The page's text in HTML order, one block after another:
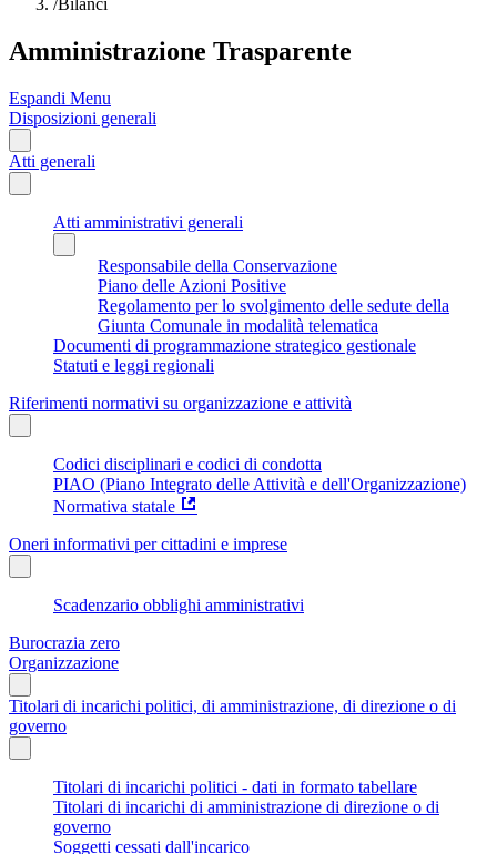
/Bilanci
Amministrazione Trasparente
Espandi Menu
Disposizioni generali
Atti generali
Atti amministrativi generali
Responsabile della Conservazione
Piano delle Azioni Positive
Regolamento per lo svolgimento delle sedute della
Giunta Comunale in modalità telematica
Documenti di programmazione strategico gestionale
Statuti e leggi regionali
Riferimenti normativi su organizzazione e attività
Codici disciplinari e codici di condotta
PIAO (Piano Integrato delle Attività e dell'Organizzazione)
Normativa statale
Oneri informativi per cittadini e imprese
Scadenzario obblighi amministrativi
Burocrazia zero
Organizzazione
Titolari di incarichi politici, di amministrazione, di direzione o di
governo
Titolari di incarichi politici - dati in formato tabellare
Titolari di incarichi di amministrazione di direzione o di
governo
Soggetti cessati dall'incarico